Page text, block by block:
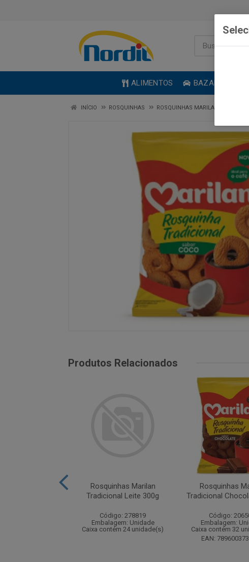
ALIMENTOS BAZAR
INÍCIO ROSQUINHAS ROSQUINHAS MARILAN
Produtos Relacionados
Rosquinhas Marilan
Tradicional Leite 300g
Código: 278819
Embalagem: Unidade
Caixa contém 24 unidade(s)
Rosquinhas
Tradicional
Código:
Embalagem:
Caixa contém 32
EAN: